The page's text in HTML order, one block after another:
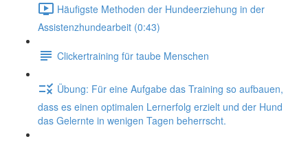
Häufigste Methoden der Hundeerziehung in der
Assistenzhundearbeit (0:43)
Clickertraining für taube Menschen
Übung: Für eine Aufgabe das Training so aufbauen,
dass es einen optimalen Lernerfolg erzielt und der Hund
das Gelernte in wenigen Tagen beherrscht.